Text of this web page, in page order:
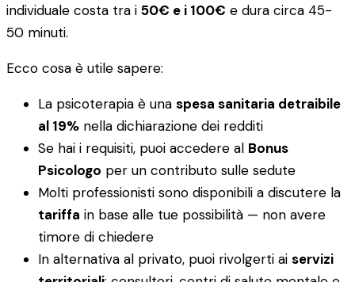
individuale costa tra i 50€ e i 100€ e dura circa 45-
50 minuti.
Ecco cosa è utile sapere:
La psicoterapia è una spesa sanitaria detraibile
al 19% nella dichiarazione dei redditi
Se hai i requisiti, puoi accedere al Bonus
Psicologo per un contributo sulle sedute
Molti professionisti sono disponibili a discutere la
tariffa in base alle tue possibilità — non avere
timore di chiedere
In alternativa al privato, puoi rivolgerti ai servizi